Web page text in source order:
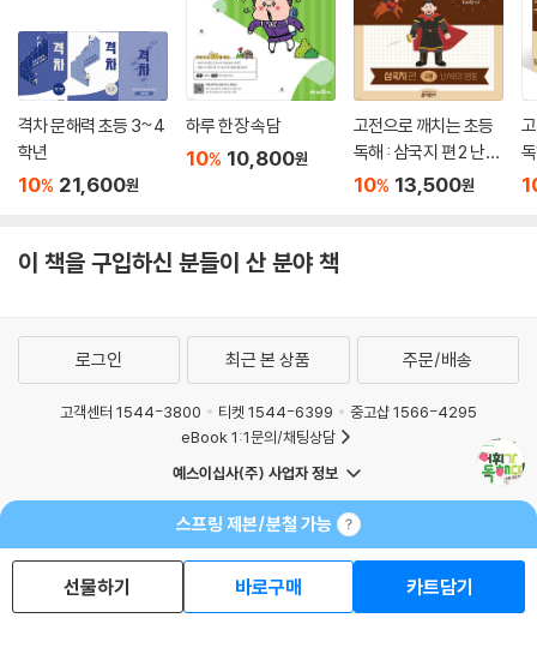
격차 문해력 초등 3~4
학년
10% 21,600원
하루 한장 속담
10% 10,800원
고전으로 깨치는 초등
독해 : 삼국지 편 2 난세
의 영웅
10% 13,500원
이 책을 구입하신 분들이 산 분야 책
스프링 제본/분철 가능
선물하기 바로구매 카트담기
로그인 최근 본 상품 주문/배송
고객센터 1544-3800 티켓 1544-6399
중고샵 1566-4295
eBook 1:1문의/채팅상담
예스이십사(주) 사업자 정보
PC버전
회사소개
거래처관계자께
도서홍보
광고
Copyright © YES24 Corp. All Rights Reserved.
MATOM13